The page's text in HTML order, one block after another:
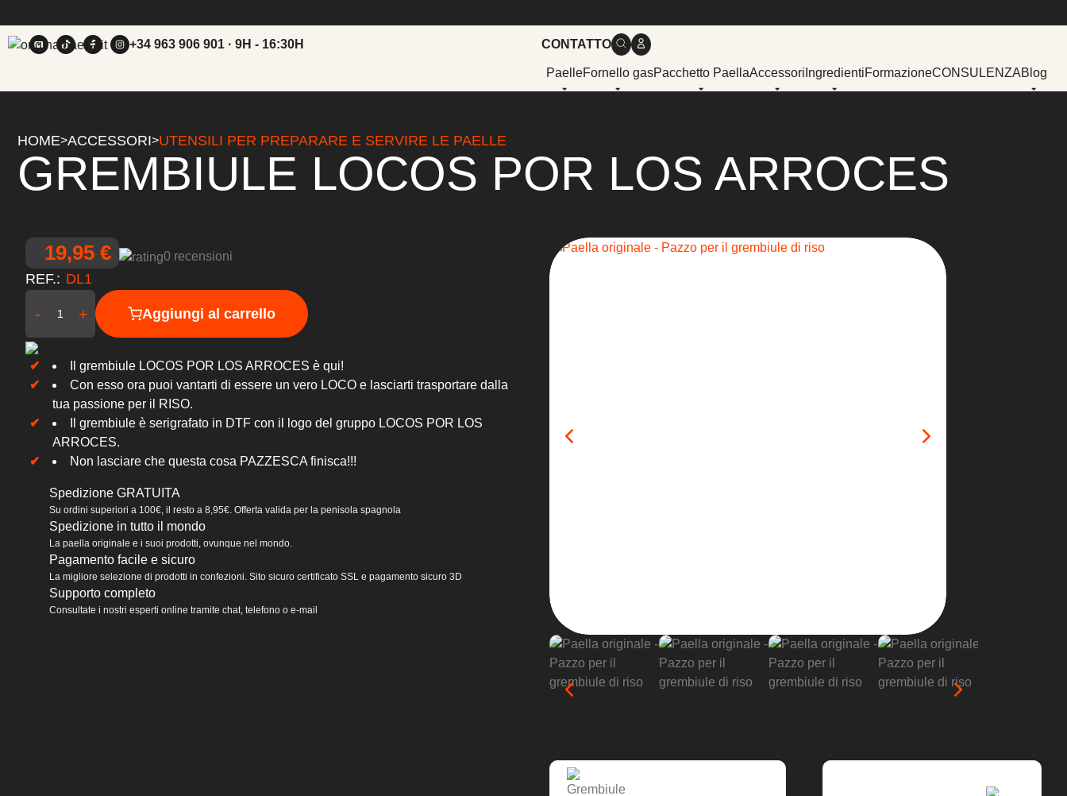
+34 963 906 901· 9H - 16:30H CONTATTO
PaelleFornello gasPacchetto PaellaAccessori IngredientiFormazioneCONSULENZABlog
HOME>ACCESSORI>UTENSILI PER PREPARARE E SERVIRE LE PAELLE
GREMBIULE LOCOS POR LOS ARROCES
19,95 € 0 recensioni
REF.: DL1
- + Aggiungi al carrello
Il grembiule LOCOS POR LOS ARROCES è qui!
Con esso ora puoi vantarti di essere un vero LOCO e lasciarti trasportare dalla
tua passione per il RISO.
Il grembiule è serigrafato in DTF con il logo del gruppo LOCOS POR LOS
ARROCES.
Non lasciare che questa cosa PAZZESCA finisca!!!
Spedizione GRATUITA
Su ordini superiori a 100€, il resto a 8,95€. Offerta valida per la penisola spagnola
Spedizione in tutto il mondo
La paella originale e i suoi prodotti, ovunque nel mondo.
Pagamento facile e sicuro
La migliore selezione di prodotti in confezioni. Sito sicuro certificato SSL e pagamento sicuro 3D
Supporto completo
Consultate i nostri esperti online tramite chat, telefono o e-mail